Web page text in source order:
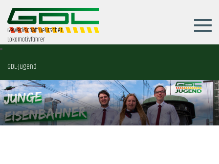
Gewerkschaft Deutscher
Lokomotivführer
GDL-Jugend